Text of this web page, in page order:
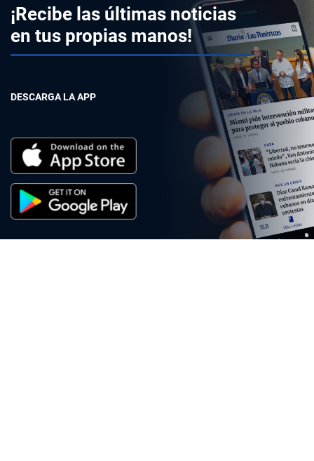
¡Recibe las últimas noticias
en tus propias manos!
DESCARGA LA APP